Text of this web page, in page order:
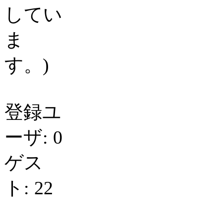
してい
ま
す。)
登録ユ
ーザ: 0
ゲス
ト: 22